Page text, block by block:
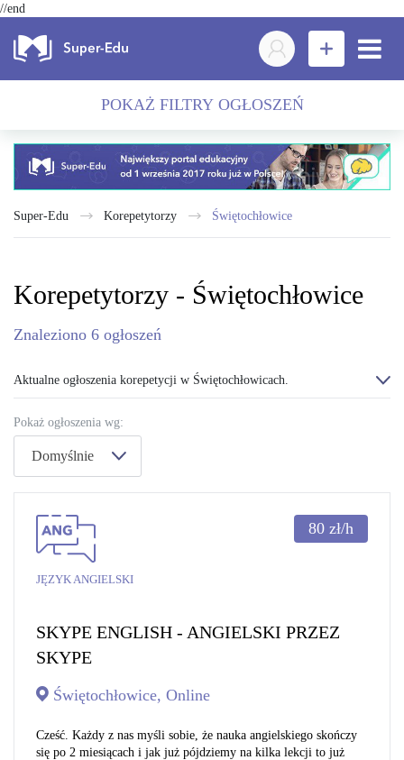
//end
POKAŻ FILTRY OGŁOSZEŃ
Super-Edu Korepetytorzy Świętochłowice
Korepetytorzy - Świętochłowice
Znaleziono 6 ogłoszeń
Aktualne ogłoszenia korepetycji w Świętochłowicach.
Pokaż ogłoszenia wg:
Domyślnie
JĘZYK ANGIELSKI
80 zł/h
SKYPE ENGLISH - ANGIELSKI PRZEZ
SKYPE
Świętochłowice, Online
Cześć. Każdy z nas myśli sobie, że nauka angielskiego skończy
się po 2 miesiącach i jak już pójdziemy na kilka lekcji to już